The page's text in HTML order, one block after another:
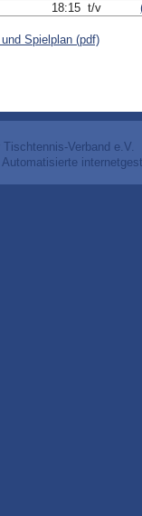
18:15 t/v
Spielplan (pdf)
Verband e.V.